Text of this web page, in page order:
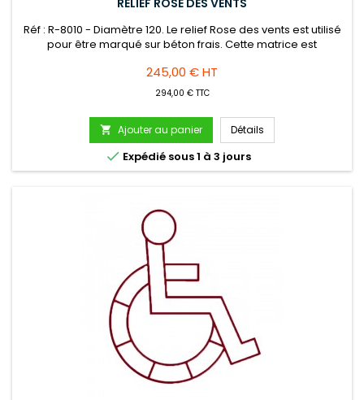
RELIEF ROSE DES VENTS
Réf : R-8010 - Diamètre 120. Le relief Rose des vents est utilisé
pour être marqué sur béton frais. Cette matrice est
Prix
245,00 € HT
294,00 € TTC
 Ajouter au panier Détails
 Expédié sous 1 à 3 jours